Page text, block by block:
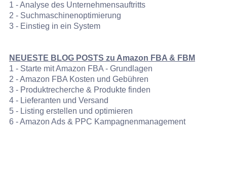
1 - Analyse des Unternehmensauftritts
2 - Suchmaschinenoptimierung
3 - Einstieg in ein System
NEUESTE BLOG POSTS zu Amazon FBA & FBM
1 - Starte mit Amazon FBA - Grundlagen
2 - Amazon FBA Kosten und Gebühren
3 - Produktrecherche & Produkte finden
4 - Lieferanten und Versand
5 - Listing erstellen und optimieren
6 - Amazon Ads & PPC Kampagnenmanagement